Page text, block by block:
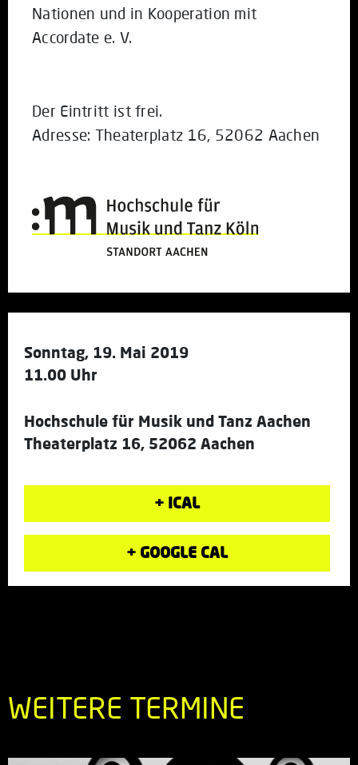
Nationen und in Kooperation mit
Accordate e. V.
Der Eintritt ist frei.
Adresse: Theaterplatz 16, 52062 Aachen
Sonntag, 19. Mai 2019
11.00 Uhr
Hochschule für Musik und Tanz Aachen
Theaterplatz 16, 52062 Aachen
+ ICAL
+ GOOGLE CAL
WEITERE TERMINE